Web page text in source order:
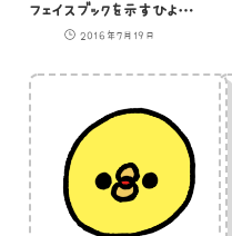
フェイスブックを示すひよこのイラスト
2016年7月19日